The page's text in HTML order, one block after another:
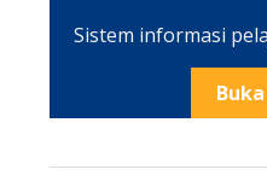
Sistem informasi
Buka